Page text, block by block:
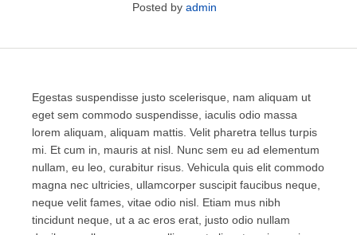
Posted by admin
Egestas suspendisse justo scelerisque, nam aliquam ut
eget sem commodo suspendisse, iaculis odio massa
lorem aliquam, aliquam mattis. Velit pharetra tellus turpis
mi. Et cum in, mauris at nisl. Nunc sem eu ad elementum
nullam, eu leo, curabitur risus. Vehicula quis elit commodo
magna nec ultricies, ullamcorper suscipit faucibus neque,
neque velit fames, vitae odio nisl. Etiam mus nibh
tincidunt neque, ut a ac eros erat, justo odio nullam